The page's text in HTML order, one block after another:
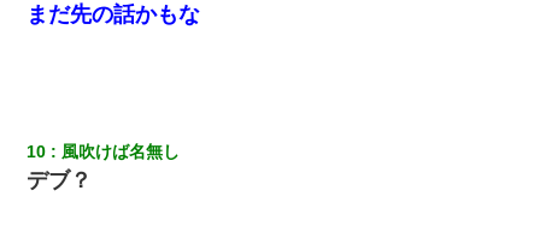
【驚愕】5000円でＪＫと行為してきたが後悔しかない…
男だけどリベンジポノレノの被害者になって未だに人生が立ち直
まだ先の話かもな
10 風吹けば名無し
デブ？